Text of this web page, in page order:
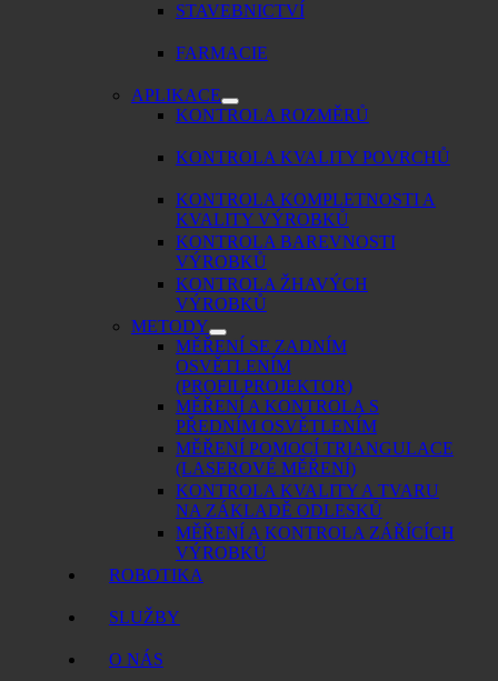
STAVEBNICTVÍ
FARMACIE
APLIKACE
KONTROLA ROZMĚRŮ
KONTROLA KVALITY POVRCHŮ
KONTROLA KOMPLETNOSTI A
KVALITY VÝROBKŮ
KONTROLA BAREVNOSTI
VÝROBKŮ
KONTROLA ŽHAVÝCH
VÝROBKŮ
METODY
MĚŘENÍ SE ZADNÍM
OSVĚTLENÍM
(PROFILPROJEKTOR)
MĚŘENÍ A KONTROLA S
PŘEDNÍM OSVĚTLENÍM
MĚŘENÍ POMOCÍ TRIANGULACE
(LASEROVÉ MĚŘENÍ)
KONTROLA KVALITY A TVARU
NA ZÁKLADĚ ODLESKŮ
MĚŘENÍ A KONTROLA ZÁŘÍCÍCH
VÝROBKŮ
ROBOTIKA
SLUŽBY
O NÁS